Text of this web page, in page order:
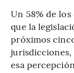
Un 58% de
que la
próximos
jurisdicciones,
esa